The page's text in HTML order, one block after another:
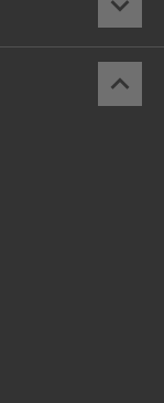
keyboard_arrow_up